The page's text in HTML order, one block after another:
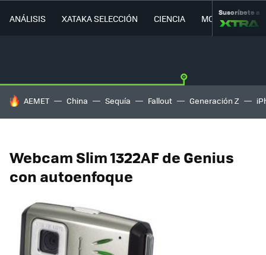
ANÁLISIS XATAKA SELECCIÓN CIENCIA MOVILIDAD
Suscríbete a
HOY SE HABLA DE
AEMET China Sequía Fallout Generación Z
Webcam Slim 1322AF de Genius
con autoenfoque